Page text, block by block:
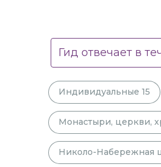
Гид отвечает в
Индивидуальные 15
Монастыри, церкви,
Николо-Набережная